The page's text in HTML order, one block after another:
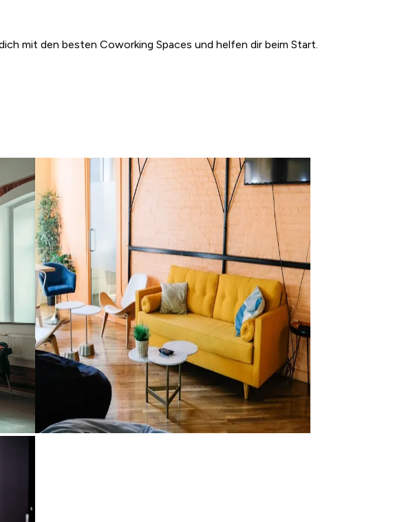
mit den besten Coworking Spaces und helfen dir beim Start.